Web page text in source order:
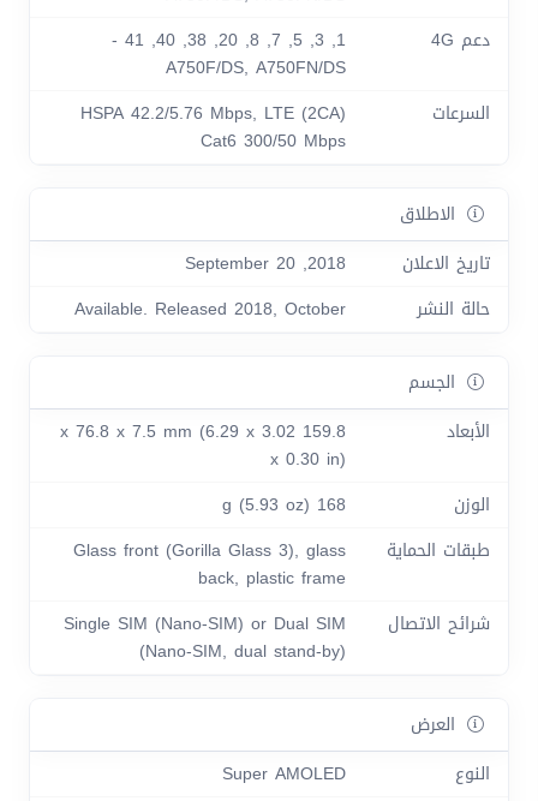
دعم 4G
1, 3, 5, 7, 8, 20, 38, 40, 41 -
A750F/DS, A750FN/DS
السرعات
HSPA 42.2/5.76 Mbps, LTE (2CA)
Cat6 300/50 Mbps
الاطلاق
تاريخ الاعلان
2018, September 20
حالة النشر
Available. Released 2018, October
الجسم
الأبعاد
159.8 x 76.8 x 7.5 mm (6.29 x 3.02
x 0.30 in)
الوزن
168 g (5.93 oz)
طبقات الحماية
Glass front (Gorilla Glass 3), glass
back, plastic frame
شرائح الاتصال
Single SIM (Nano-SIM) or Dual SIM
(Nano-SIM, dual stand-by)
العرض
النوع
Super AMOLED